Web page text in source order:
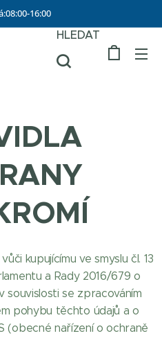
16:00
HLEDAT
kupujícímu ve smyslu čl. 13
a Rady 2016/679 o
se zpracováním
pohybu těchto údajů a o
(obecné nařízení o ochraně